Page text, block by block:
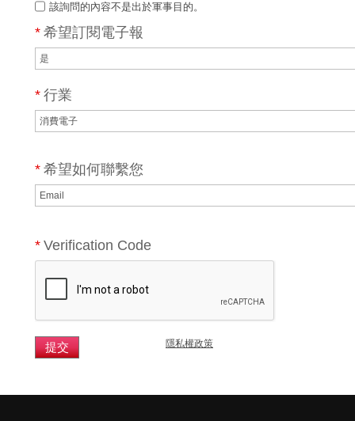
該詢問的內容不是出於軍事目的。
* 希望訂閱電子報
* 行業
* 希望如何聯繫您
* Verification Code
隱私權政策